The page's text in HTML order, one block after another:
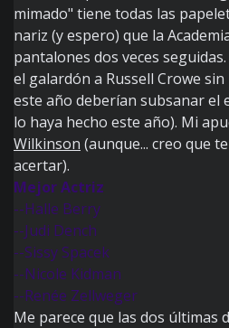
mimado" tiene todas las
nariz (y espero) que la
pantalones dos veces
el galardón a Russell Crowe
este año deberían subsanar el
lo haya hecho este año). Mi
Wilkinson (aunque... creo que
acertar).
Mejor Actriz
--Halle Berry
--Judi Dench
--Sissy Spacek
--Nicole Kidman
--Renée Zellweger
Me parece que las dos últimas